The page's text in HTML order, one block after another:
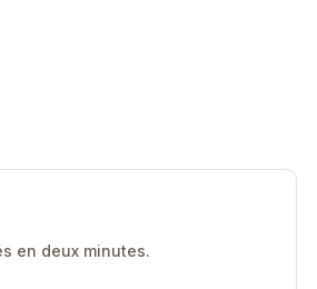
en deux minutes.